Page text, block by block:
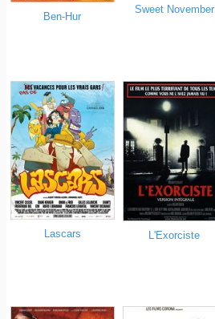
Ben-Hur
Sweet November
Lascars L'Exorciste